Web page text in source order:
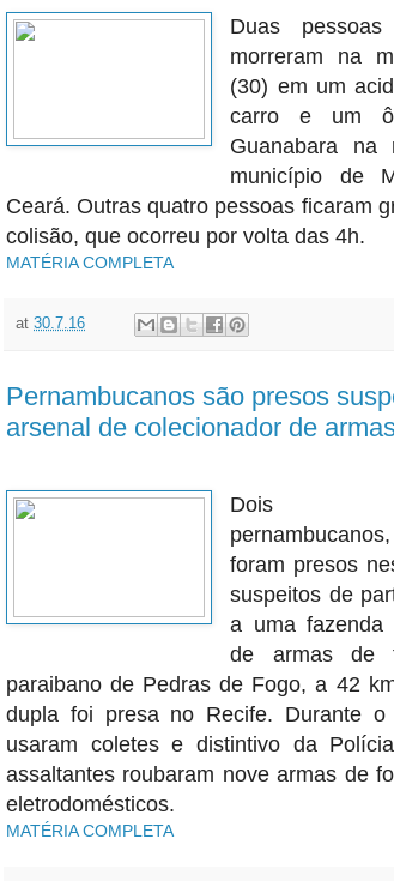
Duas pessoas
morreram na
(30) em um
carro e um
Guanabara na
município de
Ceará. Outras quatro pessoas ficaram
colisão, que ocorreu por volta das 4h.
MATÉRIA COMPLETA
at 30.7.16
Pernambucanos são presos
arsenal de colecionador de
Dois
foram presos
suspeitos de
a uma fazenda
de armas de
paraibano de Pedras de Fogo, a 42
dupla foi presa no Recife. Durante o
usaram coletes e distintivo da
assaltantes roubaram nove armas de
eletrodomésticos.
MATÉRIA COMPLETA